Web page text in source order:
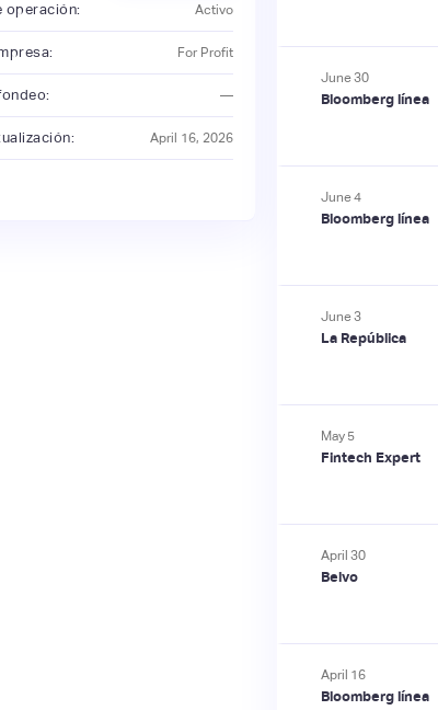
operación: Activo
For Profit
—
April 16, 2026
June30
Bloomberg línea
June4
Bloomberg línea
June3
La República
May 5
Fintech Expert
April 30
Belvo
April 16
Bloomberg línea